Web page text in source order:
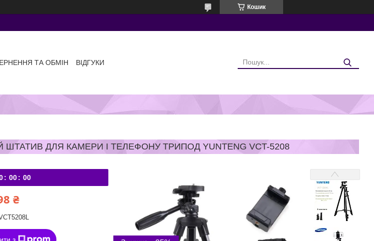
Кошик
ТА ОБМІН ВІДГУКИ
ШТАТИВ ДЛЯ КАМЕРИ І ТЕЛЕФОНУ ТРИПОД YUNTENG VCT-5208
00 00
₴